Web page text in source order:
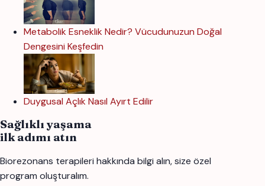
Metabolik Esneklik Nedir? Vücudunuzun Doğal
Dengesini Keşfedin
Duygusal Açlık Nasıl Ayırt Edilir
Sağlıklı yaşama
ilk adımı atın
Biorezonans terapileri hakkında bilgi alın, size özel
program oluşturalım.